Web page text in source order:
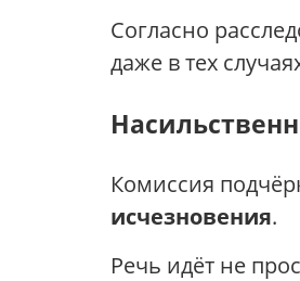
Согласно
даже в тех
Комиссия
исчезновения.
Речь идёт не